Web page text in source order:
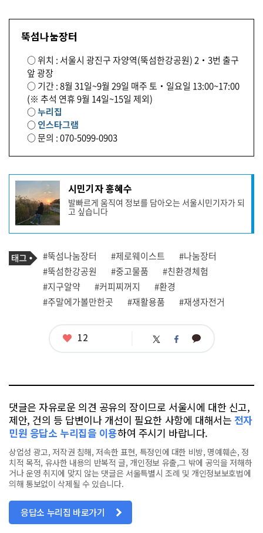
뚝섬나눔장터
○ 위치 : 서울시 광진구 자양역(뚝섬한강공원) 2‧3번 출구
앞 광장
○ 기간 : 8월 31일~9월 29일 매주 토‧일요일 13:00~17:00
(※ 추석 연휴 9월 14일~15일 제외)
○누리집
○인스타그램
○ 문의 : 070-5099-0903
기
사
작
성
자
프
필
시민기자 홍혜수
발빠르게 움직여 정보를 담아오는 서울시민기자가 되
고 싶습니다
기
사
관
련
태
그
태
그
#뚝섬나눔장터 #제로웨이스트
#나눔장터
#뚝섬한강공원
#중고물품
#친환경체험
#지구알약
#커피찌꺼지
#환경
#주말에가볼만한곳
#재활용품 #재생자전거
좋
12 트 페 카
댓글은 자유로운 의견 공유의 장이므로 서울시에 대한 신고,
제안, 건의 등 답변이나 개선이 필요한 사항에 대해서는 전자
민원 응답소 누리집을 이용하여 주시기 바랍니다.
상업성 광고, 저작권 침해, 저속한 표현, 특정인에 대한 비방, 명예훼손, 정
치적 목적, 유사한 내용의 반복적 글, 개인정보 유출,그 밖에 공익을 저해하
거나 운영 취지에 맞지 않는 댓글은 서울특별시 조례 및 개인정보보호법에
의해 통보없이 삭제될 수 있습니다.
응답소 누리집 바로가기